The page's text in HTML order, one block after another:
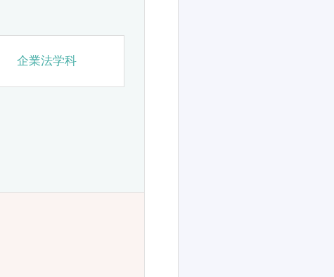
企業法学科